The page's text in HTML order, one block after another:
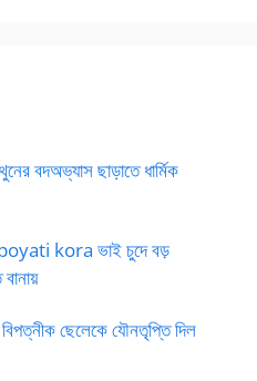
বদঅভ্যাস ছাড়াতে ধার্মিক
kora ভাই চুদে বড়
ছেলেকে যৌনতৃপ্তি দিল